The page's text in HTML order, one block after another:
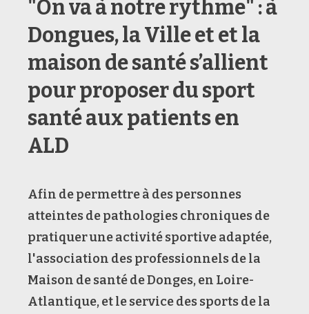
"On va à notre rythme" : à
Dongues, la Ville et et la
maison de santé s’allient
pour proposer du sport
santé aux patients en
ALD
Afin de permettre à des personnes
atteintes de pathologies chroniques de
pratiquer une activité sportive adaptée,
l'association des professionnels de la
Maison de santé de Donges, en Loire-
Atlantique, et le service des sports de la